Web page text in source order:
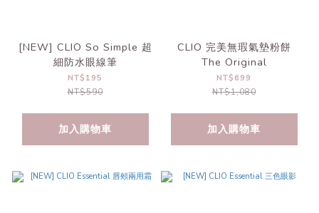
[NEW] CLIO So Simple 超
細防水眼線筆
NT$195
NT$590
加入購物車
CLIO 完美無瑕氣墊粉餅
The Original
NT$699
NT$1,080
加入購物車